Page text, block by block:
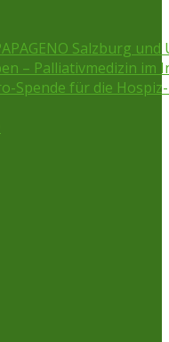
Salzburg und
– Palliativmedizin im
Spende für die